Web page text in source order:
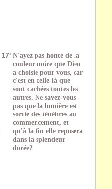
17' N'ayez pas honte de la
couleur noire que Dieu
a choisie pour vous, car
c'est en celle-là que
sont cachées toutes les
autres. Ne savez-vous
pas que la lumière est
sortie des ténèbres au
commencement, et
qu'à la fin elle reposera
dans la splendeur
dorée?